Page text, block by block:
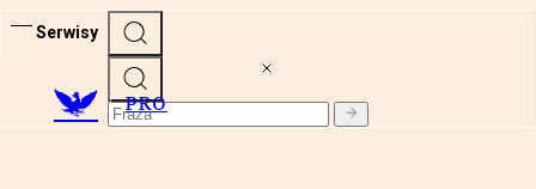
Serwisy
PRO